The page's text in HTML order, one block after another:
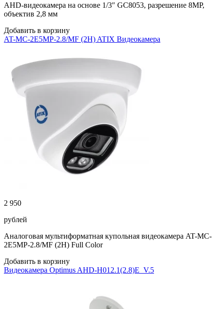
AHD-видеокамера на основе 1/3″ GC8053, разрешение 8MP,
объектив 2,8 мм
Добавить в корзину
AT-MC-2E5MP-2.8/MF (2H) ATIX Видеокамера
2 950
рублей
Аналоговая мультиформатная купольная видеокамера AT-MC-
2E5MP-2.8/MF (2H) Full Color
Добавить в корзину
Видеокамера Optimus AHD-H012.1(2.8)E_V.5